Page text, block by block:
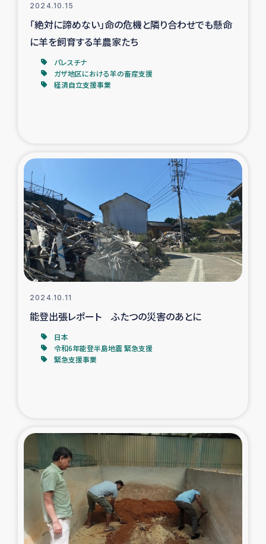
ガザ人道支援
令和6年能登半島地震 緊急支援
タイ国境ミャンマー移民子ども支援
漁民によるマングローブ植林活動
レバノンでのシリア難民への食糧・越冬支援
レバノンにおける緊急支援
レバノンでのシリア難民への教育支援事業
レバノンでのシリア難民・レバノン人への農業支援
海外ルーツの市民との共生
仮設住宅生活支援・農業復興支援
漁業復興支援
2024.10.15
「絶対に諦めない」命の危機と隣り合わせでも懸命
に羊を飼育する羊農家たち
パレスチナ
ガザ地区における羊の畜産支援
経済自立支援事業
2024.10.11
能登出張レポート ふたつの災害のあとに
日本
令和6年能登半島地震 緊急支援
緊急支援事業